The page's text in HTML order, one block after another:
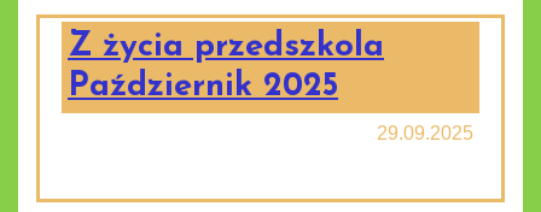
Z życia przedszkola
Październik 2025
29.09.2025